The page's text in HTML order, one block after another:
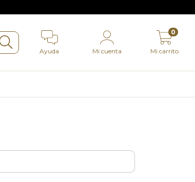
Ayuda Mi cuenta Mi carrito
0